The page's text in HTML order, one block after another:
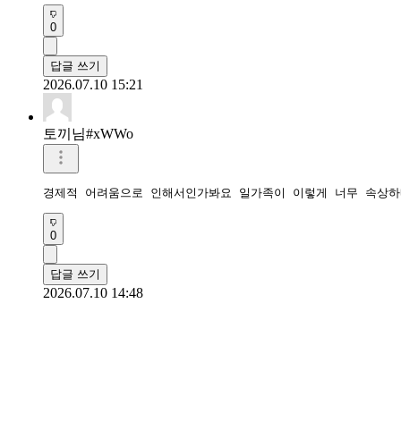
0
답글 쓰기
2026.07.10 15:21
토끼님#xWWo
경제적 어려움으로 인해서인가봐요 일가족이 이렇게 너무 속상
0
답글 쓰기
2026.07.10 14:48